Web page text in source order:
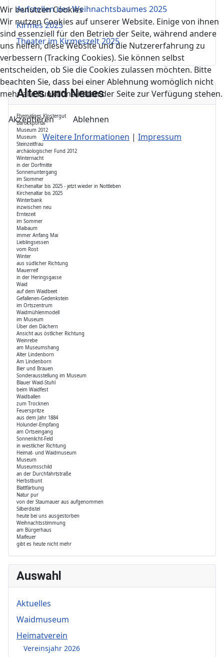
Altes und Neues
Ehemaliges Klostergut
Barockportal
Museum 2012
Museum
Steinzeitfrau
archäologischer Fund 2012
Winternacht
in der Dorfmitte
Sonnenuntergang
im Siommer
Kirchenaltar bis 2025 - jetzt wieder in Nottleben
Kirchenaltar bis 2025
Winterbank
inzwischen neu
Erntezeit
im Sommer
Maibaum
immer Anfang Mai
Lieblingsessen
vom Rost
Winter
aus südlicher Richtung
Mauerreif
in der Heringsgasse
Waid
auf dem Waidbeet
Gefallenen-Gedenkstein
im Ortszentrum
Waidmühlenmodell
im Museum
Über den Dächern
Ansicht aus östlicher Richtung
Weinrebe
am Museumshang
Alter Lindenborn
Am Lindenborn
Bier und Brauen
Sonderausstellung im Museum
Blauer Waid-Stuhl
beim Waidfest
Waidballen
zum Trocknen
Feuerspritze
aus dem Jahr 1884
Holunder-Empfang
am Ortseingang
Sonnenlicht-Feld
in westlicher Richtung
Heimat- und Waidmuseum
Museum
Museumsschild
an der Durchfahrtstraße
Herbstbunt
Blattfärbung
Natur pur
von der Staumauer aus aufgenommen
Silberdistel
heute bei uns ausgestorben
Weihnachtsstimmung
am Bürgerhaus
Maifeuer
gibt es heute nicht mehr
Auswahl
Aktuelles
Waidmuseum
Heimatverein
Vereinsjahr 2026
Aufstellen des Weihnachtsbaumes 2025
Kirmes 2025
Theater im Kirmeszelt 2025
Wir benutzen Cookies
Wir nutzen Cookies auf unserer Website. Einige von ihnen
sind essenziell für den Betrieb der Seite, während andere
uns helfen, diese Website und die Nutzererfahrung zu
verbessern (Tracking Cookies). Sie können selbst
entscheiden, ob Sie die Cookies zulassen möchten. Bitte
beachten Sie, dass bei einer Ablehnung womöglich nicht
mehr alle Funktionalitäten der Seite zur Verfügung stehen.
Akzeptieren
Ablehnen
Weitere Informationen | Impressum